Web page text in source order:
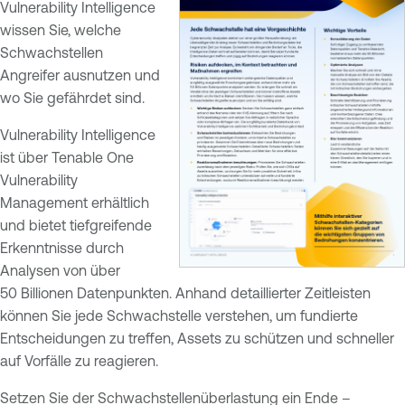
Vulnerability Intelligence
wissen Sie, welche
Schwachstellen
Angreifer ausnutzen und
wo Sie gefährdet sind.
Vulnerability Intelligence
ist über Tenable One
Vulnerability
Management erhältlich
und bietet tiefgreifende
Erkenntnisse durch
Analysen von über
50 Billionen Datenpunkten. Anhand detaillierter Zeitleisten
können Sie jede Schwachstelle verstehen, um fundierte
Entscheidungen zu treffen, Assets zu schützen und schneller
auf Vorfälle zu reagieren.
Setzen Sie der Schwachstellenüberlastung ein Ende –